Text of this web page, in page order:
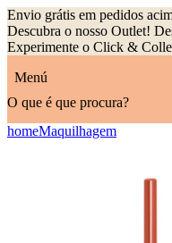
Envio grátis em pedidos
Descubra o nosso Outlet!
Experimente o Click &
Menú
O que é que procura?
homeMaquilhagem